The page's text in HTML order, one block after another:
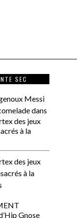
SEC
Messi
dans
des jeux
à la
des jeux
à la
Gnose